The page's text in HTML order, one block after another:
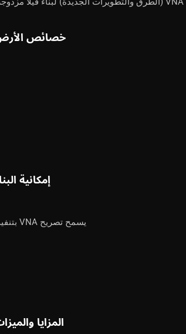
خصائص
إمكانية
يسمح تصريح VNA بتنفيذ:
المزايا